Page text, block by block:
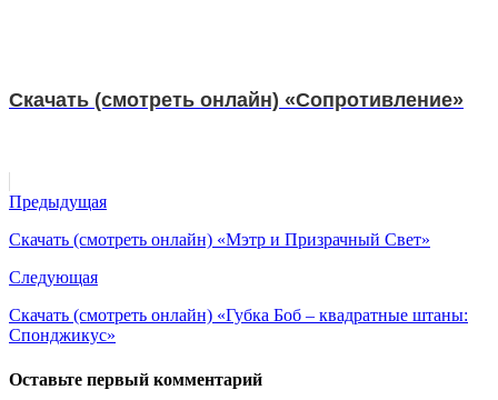
Скачать (смотреть онлайн) «Сопротивление»
Предыдущая
Скачать (смотреть онлайн) «Мэтр и Призрачный Свет»
Следующая
Скачать (смотреть онлайн) «Губка Боб – квадратные штаны:
Спонджикус»
Оставьте первый комментарий